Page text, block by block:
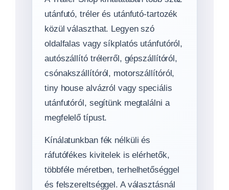
utánfutó, tréler és utánfutó-tartozék
közül választhat. Legyen szó
oldalfalas vagy síkplatós utánfutóról,
autószállító trélerről, gépszállítóról,
csónakszállítóról, motorszállítóról,
tiny house alvázról vagy speciális
utánfutóról, segítünk megtalálni a
megfelelő típust.
Kínálatunkban fék nélküli és
ráfutófékes kivitelek is elérhetők,
többféle méretben, terhelhetőséggel
és felszereltséggel. A választásnál